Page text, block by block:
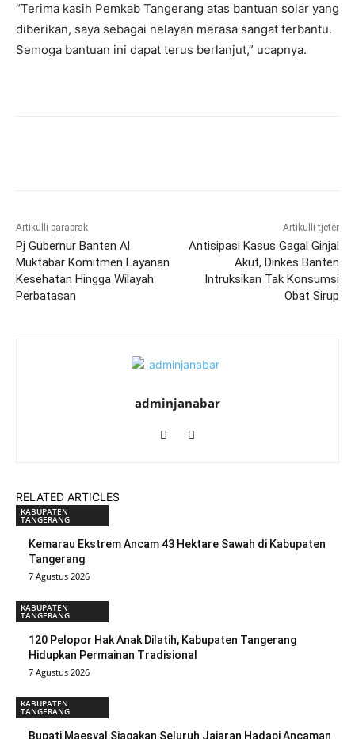
“Terima kasih Pemkab Tangerang atas bantuan solar yang
diberikan, saya sebagai nelayan merasa sangat terbantu.
Semoga bantuan ini dapat terus berlanjut,” ucapnya.
Artikulli paraprak
Pj Gubernur Banten Al
Muktabar Komitmen Layanan
Kesehatan Hingga Wilayah
Perbatasan
Artikulli tjetër
Antisipasi Kasus Gagal Ginjal
Akut, Dinkes Banten
Intruksikan Tak Konsumsi
Obat Sirup
adminjanabar
RELATED ARTICLES
KABUPATEN
TANGERANG
Kemarau Ekstrem Ancam 43 Hektare Sawah di Kabupaten
Tangerang
7 Agustus 2026
KABUPATEN
TANGERANG
120 Pelopor Hak Anak Dilatih, Kabupaten Tangerang
Hidupkan Permainan Tradisional
7 Agustus 2026
KABUPATEN
TANGERANG
Bupati Maesyal Siagakan Seluruh Jajaran Hadapi Ancaman